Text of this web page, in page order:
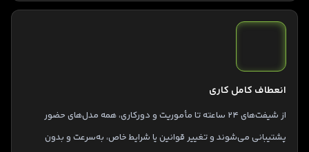
انعطاف کامل کاری
از شیفت‌های ۲۴ ساعته تا مأموریت و دورکاری، همه مدل‌های حضور
پشتیبانی می‌شوند و تغییر قوانین یا شرایط خاص، به‌سرعت و بدون